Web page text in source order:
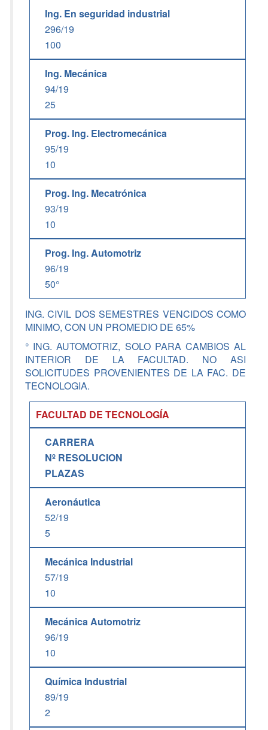
Ing. En seguridad industrial
296/19
100
Ing. Mecánica
94/19
25
Prog. Ing. Electromecánica
95/19
10
Prog. Ing. Mecatrónica
93/19
10
Prog. Ing. Automotriz
96/19
50°
ING. CIVIL DOS SEMESTRES VENCIDOS COMO
MINIMO, CON UN PROMEDIO DE 65%
° ING. AUTOMOTRIZ, SOLO PARA CAMBIOS AL
INTERIOR DE LA FACULTAD. NO ASI
SOLICITUDES PROVENIENTES DE LA FAC. DE
TECNOLOGIA.
FACULTAD DE TECNOLOGÍA
CARRERA
Nº RESOLUCION
PLAZAS
Aeronáutica
52/19
5
Mecánica Industrial
57/19
10
Mecánica Automotriz
96/19
10
Química Industrial
89/19
2